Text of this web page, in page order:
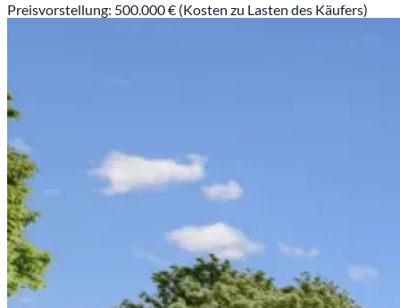
Preisvorstellung: 500.000 € (Kosten zu Lasten des Käufers)